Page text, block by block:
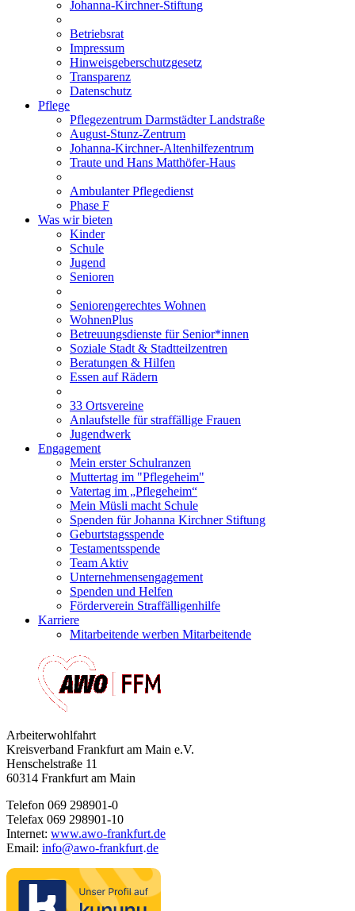
Johanna-Kirchner-Stiftung
Betriebsrat
Impressum
Hinweisgeberschutzgesetz
Transparenz
Datenschutz
Pflege
Pflegezentrum Darmstädter Landstraße
August-Stunz-Zentrum
Johanna-Kirchner-Altenhilfezentrum
Traute und Hans Matthöfer-Haus
Ambulanter Pflegedienst
Phase F
Was wir bieten
Kinder
Schule
Jugend
Senioren
Seniorengerechtes Wohnen
WohnenPlus
Betreuungsdienste für Senior*innen
Soziale Stadt & Stadtteilzentren
Beratungen & Hilfen
Essen auf Rädern
33 Ortsvereine
Anlaufstelle für straffällige Frauen
Jugendwerk
Engagement
Mein erster Schulranzen
Muttertag im "Pflegeheim"
Vatertag im „Pflegeheim“
Mein Müsli macht Schule
Spenden für Johanna Kirchner Stiftung
Geburtstagsspende
Testamentsspende
Team Aktiv
Unternehmensengagement
Spenden und Helfen
Förderverein Straffälligenhilfe
Karriere
Mitarbeitende werben Mitarbeitende
Arbeiterwohlfahrt
Kreisverband Frankfurt am Main e.V.
Henschelstraße 11
60314 Frankfurt am Main
Telefon 069 298901-0
Telefax 069 298901-10
Internet: www.awo-frankfurt.de
Email: info@awo-frankfurt·de